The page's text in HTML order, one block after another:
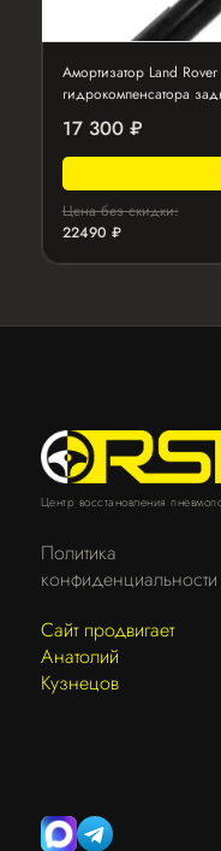
Амортизатор Land
гидрокомпенсатора
17 300 ₽
Цена без скидки:
22490 ₽
Центр восстановления
Политика
конфиденциальности
Сайт продвигает
Анатолий
Кузнецов